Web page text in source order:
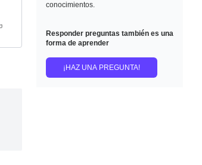
conocimientos.
Responder preguntas también es una
forma de aprender
¡HAZ UNA PREGUNTA!